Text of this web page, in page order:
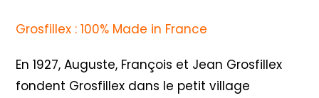
Grosfillex : 100% Made in France
En 1927, Auguste, François et Jean Grosfillex
fondent Grosfillex dans le petit village